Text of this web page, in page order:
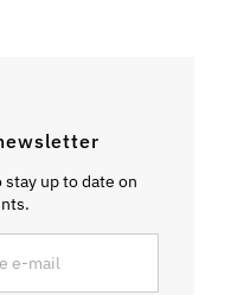
up to date on